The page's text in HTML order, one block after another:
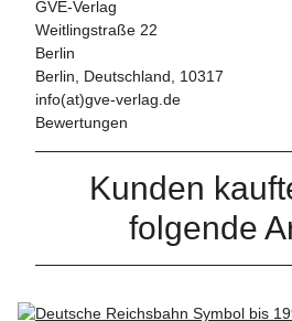
GVE-Verlag
Weitlingstraße 22
Berlin
Berlin, Deutschland, 10317
info(at)gve-verlag.de
Bewertungen
Kunden
folgende